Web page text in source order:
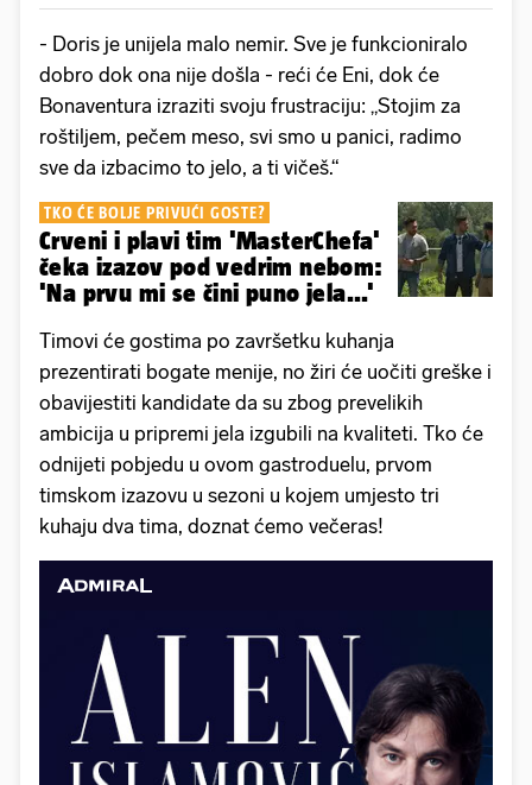
- Doris je unijela malo nemir. Sve je funkcioniralo
dobro dok ona nije došla - reći će Eni, dok će
Bonaventura izraziti svoju frustraciju: „Stojim za
roštiljem, pečem meso, svi smo u panici, radimo
sve da izbacimo to jelo, a ti vičeš.“
TKO ĆE BOLJE PRIVUĆI GOSTE?
Crveni i plavi tim 'MasterChefa'
čeka izazov pod vedrim nebom:
'Na prvu mi se čini puno jela...'
Timovi će gostima po završetku kuhanja
prezentirati bogate menije, no žiri će uočiti greške i
obavijestiti kandidate da su zbog prevelikih
ambicija u pripremi jela izgubili na kvaliteti. Tko će
odnijeti pobjedu u ovom gastroduelu, prvom
timskom izazovu u sezoni u kojem umjesto tri
kuhaju dva tima, doznat ćemo večeras!